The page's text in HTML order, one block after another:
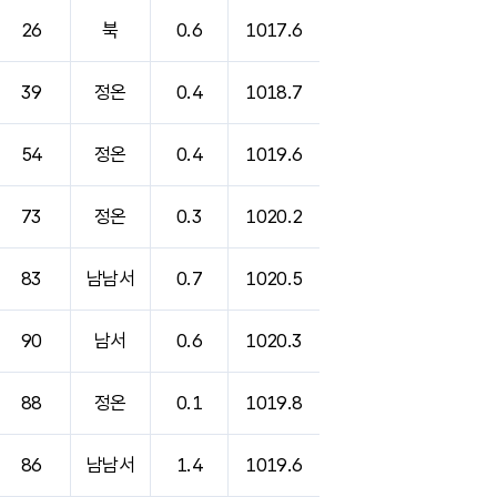
26 북 0.6 1017.6
39 정온 0.4 1018.7
54 정온 0.4 1019.6
73 정온 0.3 1020.2
83 남남서 0.7 1020.5
90 남서 0.6 1020.3
88 정온 0.1 1019.8
86 남남서 1.4 1019.6